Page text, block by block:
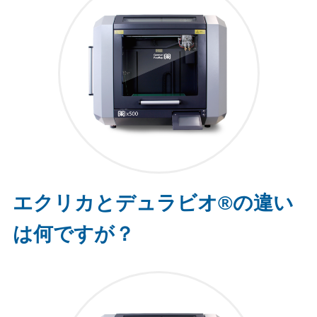
エクリカとデュラビオ®の違い
は何ですが？